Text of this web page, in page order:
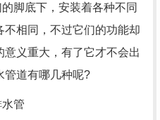
脚底下，安装着各种不同
相同，不过它们的功能却
义重大，有了它才不会出
管道有哪几种呢?